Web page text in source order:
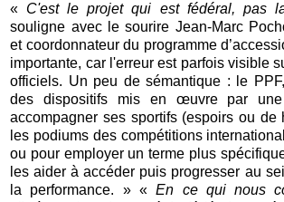
« C'est le projet qui est fédéral, pas
souligne avec le sourire Jean-Marc
et coordonnateur du programme
importante, car l'erreur est parfois visible
officiels. Un peu de sémantique : le
des dispositifs mis en œuvre par une
accompagner ses sportifs (espoirs ou de
les podiums des compétitions
ou pour employer un terme plus
les aider à accéder puis progresser au
la performance. » «En ce qui nous